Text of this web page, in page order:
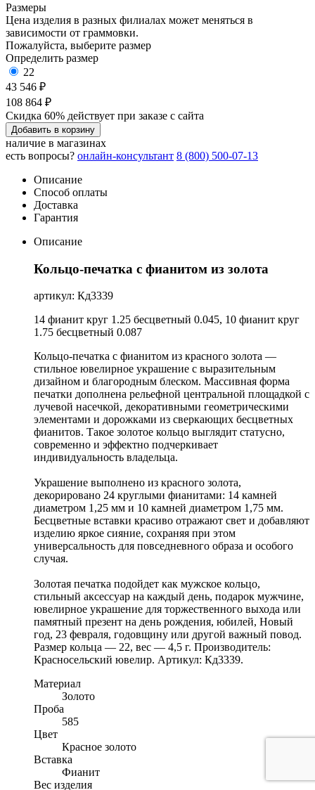
Размеры
Цена изделия в разных филиалах может меняться в
зависимости от граммовки.
Пожалуйста, выберите размер
Определить размер
22
43 546 ₽
108 864 ₽
Скидка 60% действует при заказе с сайта
Добавить в корзину
наличие в магазинах
есть вопросы? онлайн-консультант 8 (800) 500-07-13
Описание
Способ оплаты
Доставка
Гарантия
Описание
Кольцо-печатка с фианитом из золота
артикул: Кд3339
14 фианит круг 1.25 бесцветный 0.045, 10 фианит круг
1.75 бесцветный 0.087
Кольцо-печатка с фианитом из красного золота —
стильное ювелирное украшение с выразительным
дизайном и благородным блеском. Массивная форма
печатки дополнена рельефной центральной площадкой с
лучевой насечкой, декоративными геометрическими
элементами и дорожками из сверкающих бесцветных
фианитов. Такое золотое кольцо выглядит статусно,
современно и эффектно подчеркивает
индивидуальность владельца.
Украшение выполнено из красного золота,
декорировано 24 круглыми фианитами: 14 камней
диаметром 1,25 мм и 10 камней диаметром 1,75 мм.
Бесцветные вставки красиво отражают свет и добавляют
изделию яркое сияние, сохраняя при этом
универсальность для повседневного образа и особого
случая.
Золотая печатка подойдет как мужское кольцо,
стильный аксессуар на каждый день, подарок мужчине,
ювелирное украшение для торжественного выхода или
памятный презент на день рождения, юбилей, Новый
год, 23 февраля, годовщину или другой важный повод.
Размер кольца — 22, вес — 4,5 г. Производитель:
Красносельский ювелир. Артикул: Кд3339.
Материал
Золото
Проба
585
Цвет
Красное золото
Вставка
Фианит
Вес изделия